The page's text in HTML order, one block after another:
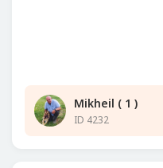
Mikheil ( 1 )
ID 4232